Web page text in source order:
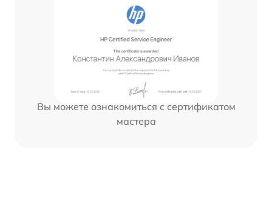
Вы можете ознакомиться с сертификатом
мастера